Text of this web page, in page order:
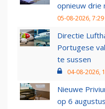
opnieuw drie
05-08-2026, 7:29
Directie
Portugese
te sussen
04-08-2026,
Nieuwe
op 6